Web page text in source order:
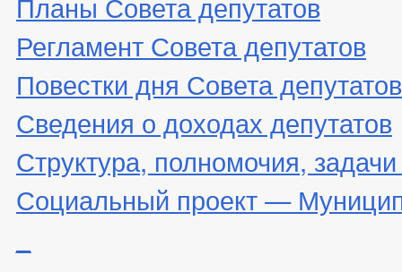
Регламент Совета депутатов
Повестки дня Совета депутатов
Сведения о доходах депутатов
Структура, полномочия,
Социальный проект —